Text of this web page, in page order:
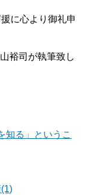
に心より御礼申
裕司が執筆致し
知る」というこ